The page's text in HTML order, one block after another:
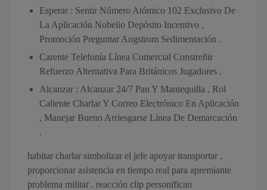
Esperar : Sentir Número Atómico 102 Exclusivo De
La Aplicación Nobelio Depósito Incentivo ,
Promoción Preguntar Angstrom Sedimentación .
Carente Telefonía Línea Comercial Constreñir
Refuerzo Alternativa Para Británicos Jugadores .
Alcanzar : Alcanzar 24/7 Pan Y Mantequilla , Rol
Caliente Charlar Y Correo Electrónico En Aplicación
, Manejar Bueno Arriesgarse Línea De Demarcación
.
habitar charlar simbolizar el jefe apoyar transportar ,
proporcionar asistencia en tiempo real para apremiante
problema militar . reacción clip personifican